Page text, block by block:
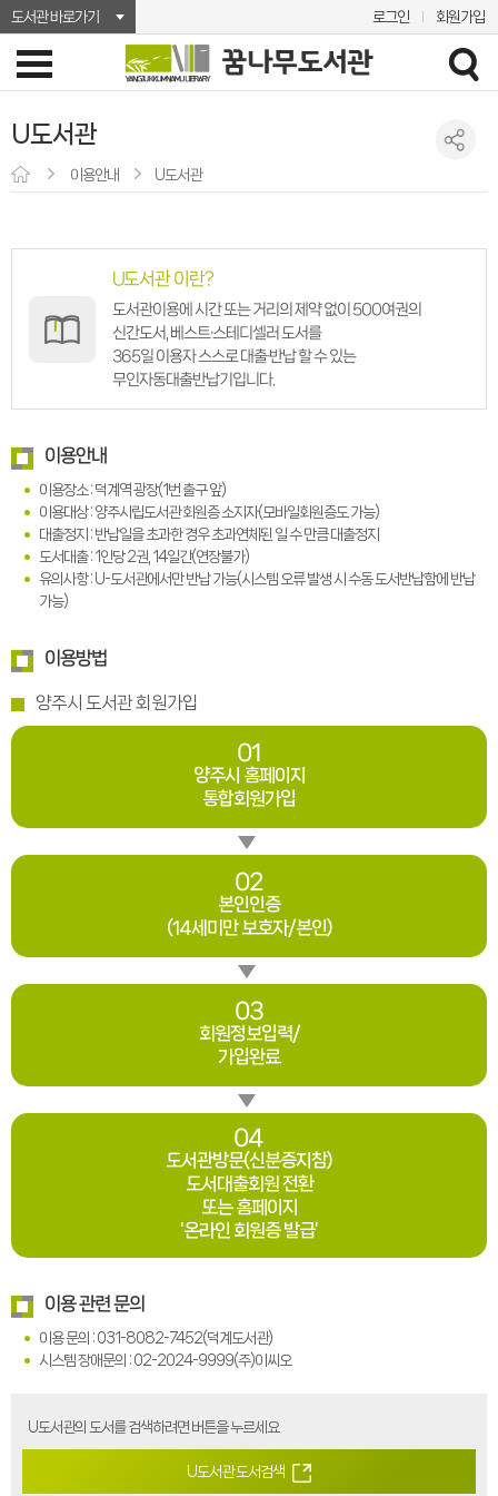
도서관 바로가기 로그인 회원가입
U도서관
이용안내 U도서관
U도서관 이란?
도서관이용에 시간 또는 거리의 제약 없이 500여권의
신간도서, 베스트·스테디셀러 도서를
365일 이용자 스스로 대출·반납 할 수 있는
무인자동대출반납기입니다.
이용안내
이용장소 : 덕계역 광장(1번 출구 앞)
이용대상 : 양주시립도서관 회원증 소지자(모바일회원증도 가능)
대출정지 : 반납일을 초과한 경우 초과연체된 일 수 만큼 대출정지
도서대출 : 1인당 2권, 14일간(연장불가)
유의사항 : U-도서관에서만 반납 가능(시스템 오류 발생 시 수동 도서반납함에 반납
가능)
이용방법
양주시 도서관 회원가입
01
양주시 홈페이지
통합회원가입
02
본인인증
(14세미만 보호자/본인)
03
회원정보입력/
가입완료
04
도서관방문(신분증지참)
도서대출회원 전환
또는 홈페이지
‘온라인 회원증 발급’
이용 관련 문의
이용 문의 : 031-8082-7452(덕계도서관)
시스템 장애문의 : 02-2024-9999(주)이씨오
U도서관의 도서를 검색하려면 버튼을 누르세요
U도서관 도서검색